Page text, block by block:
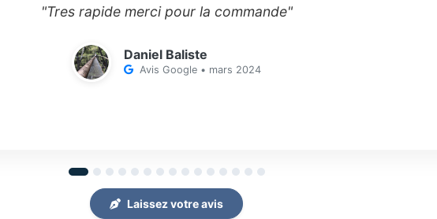
"Tres rapide merci pour la commande"
Daniel Baliste
Avis Google • mars 2024
Laissez votre avis